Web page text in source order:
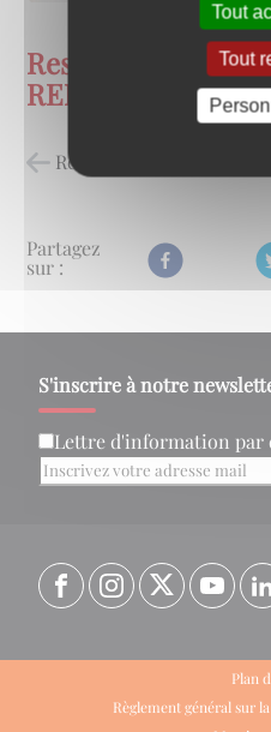
Restrictions eau
RENFORCEE
Retour à la liste des
Partagez
sur :
S'inscrire à notre
Lettre d'information par
Plan
Règlement général sur
Tout
Tout